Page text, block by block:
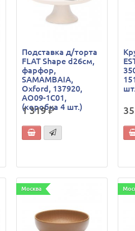
Подставка д/торта
FLAT Shape d26см,
фарфор,
SAMAMBAIA,
Oxford, 137920,
AO09-1C01,
(коробка 4 шт.)
1 319р.
Москва